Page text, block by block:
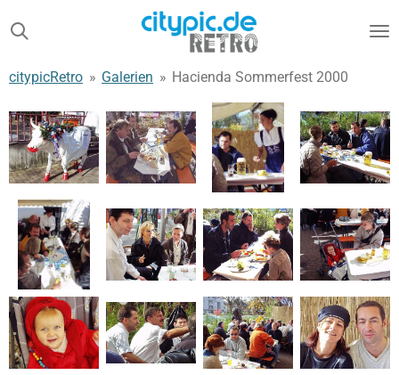
Zum
Hauptinhalt
citypicRetro » Galerien » Hacienda Sommerfest 2000